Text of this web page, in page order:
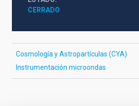
CERRADO
Cosmología y Astropartículas (CYA)
Instrumentación microondas